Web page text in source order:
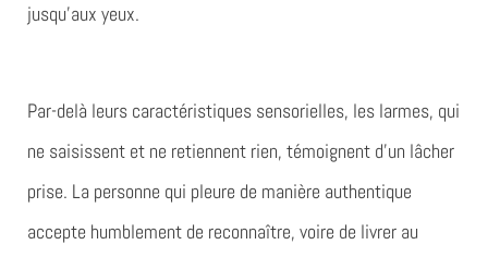
jusqu’aux yeux.
Par-delà leurs caractéristiques sensorielles, les larmes, qui
ne saisissent et ne retiennent rien, témoignent d’un lâcher
prise. La personne qui pleure de manière authentique
accepte humblement de reconnaître, voire de livrer au